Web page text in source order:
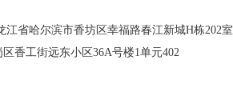
江省哈尔滨市香坊区幸福路春江新城H栋202室
香工街远东小区36A号楼1单元402